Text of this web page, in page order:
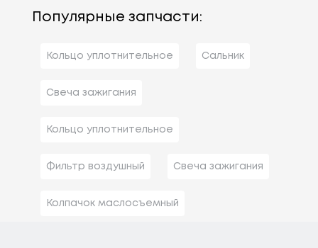
Популярные запчасти:
Кольцо уплотнительное Сальник
Свеча зажигания
Кольцо уплотнительное
Фильтр воздушный Свеча зажигания
Колпачок маслосъемный